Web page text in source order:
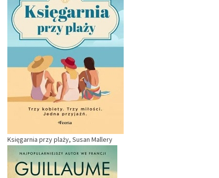
Księgarnia przy plaży, Susan Mallery